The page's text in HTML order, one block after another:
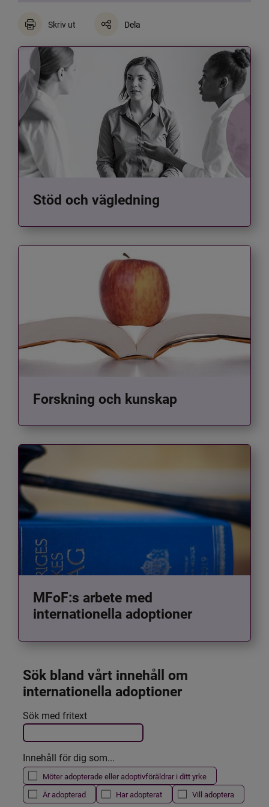
Skriv ut Dela
Stöd och vägledning
Forskning och kunskap
MFoF:s arbete med
internationella adoptioner
Sök bland vårt innehåll om
internationella adoptioner
Filtrera resultatet
Det här formuläret postas automatiskt
Sök med fritext
Innehåll för dig som...
Möter adopterade eller adoptivföräldrar i ditt yrke
Är adopterad
Har adopterat Vill adoptera